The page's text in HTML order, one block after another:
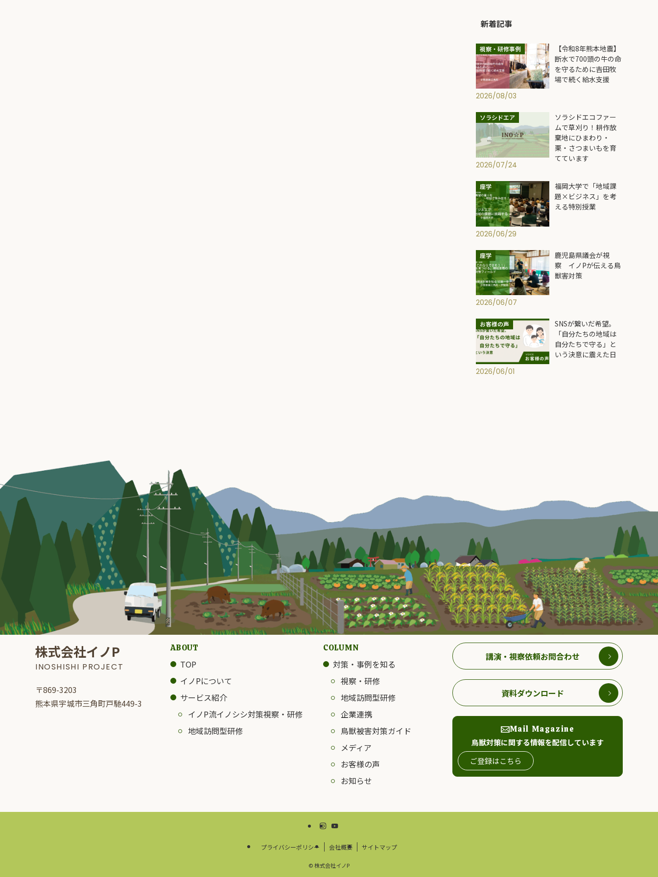
新着記事
視察・研修事例
【令和8年熊本地震】
断水で700頭の牛の命
を守るために――吉田牧
場で続く給水支援
2026/08/03
ソラシドエア
ソラシドエコファー
ムで草刈り！耕作放
棄地にひまわり・
栗・さつまいもを育
てています
2026/07/24
座学
福岡大学で「地域課
題×ビジネス」を考
える特別授業
2026/06/29
座学
鹿児島県議会が視
察 イノPが伝える鳥
獣害対策
2026/06/07
お客様の声
SNSが繋いだ希望。
「自分たちの地域は
自分たちで守る」と
いう決意に震えた日
2026/06/01
株式会社イノP
INOSHISHI PROJECT
〒869-3203
熊本県宇城市三角町戸馳449-3
ABOUT
TOP
イノPについて
サービス紹介
イノP流イノシシ対策視察・研修
地域訪問型研修
COLUMN
対策・事例を知る
視察・研修
地域訪問型研修
企業連携
鳥獣被害対策ガイド
メディア
お客様の声
お知らせ
講演・視察依頼お問合わせ
資料ダウンロード
Mail Magazine
鳥獣対策に関する情報を配信しています
ご登録はこちら
プライバシーポリシー 会社概要 サイトマップ
©株式会社イノP